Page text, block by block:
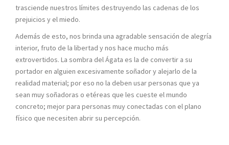
trasciende nuestros límites destruyendo las cadenas de los
prejuicios y el miedo.
Además de esto, nos brinda una agradable sensación de alegría
interior, fruto de la libertad y nos hace mucho más
extrovertidos. La sombra del Ágata es la de convertir a su
portador en alguien excesivamente soñador y alejarlo de la
realidad material; por eso no la deben usar personas que ya
sean muy soñadoras o etéreas que les cueste el mundo
concreto; mejor para personas muy conectadas con el plano
físico que necesiten abrir su percepción.